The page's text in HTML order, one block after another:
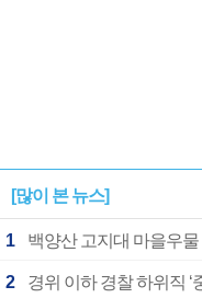
[많이 본 뉴스]
1 백양산 고지대 마을우
2 경위 이하 경찰 하위직